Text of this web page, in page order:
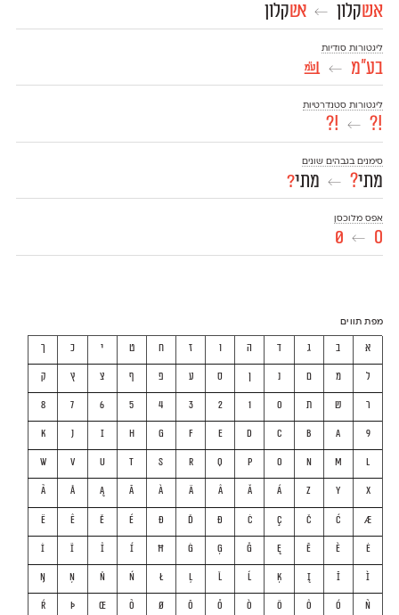
אשקלון ← אשקלון
ליגטורות סודיות
בע״מ ← בע״מ
ליגטורות סטנדרטיות
!?
←
!?
סימנים בגבהים שונים
מתי?
← מתי?
אפס מלוכסן
0
←
0
מפת תווים
א ב ג ד ה ו ז ח ט י כ ך
ל מ ם נ ן ס ע פ ף צ ץ ק
ר ש ת 0
1
2
3
4
5
6
7
8
9
A
B
C
D
E
F
G
H
I
J
K
L
M
N
O
P
Q
R
S
T
U
V
W
X
Y
Z
Á
Ă
Â
Ä
À
Ā
Ą
Å
Ã
Æ
Ć
Č
Ç
Ċ
Ð
Ď
Đ
É
Ě
Ê
Ë
Ė
È
Ē
Ę
Ğ
Ģ
Ġ
Ħ
Í
Î
Ï
İ
Ì
Ī
Į
Ķ
Ĺ
Ľ
Ļ
Ł
Ń
Ň
Ņ
Ŋ
Ñ
Ó
Ô
Ö
Ò
Ő
Ō
Ø
Õ
Œ
Þ
Ŕ